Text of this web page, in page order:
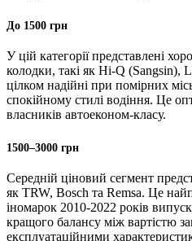
До 1500 грн
У цій категорії представлені
колодки, такі як Hi-Q (Sangsin),
цілком надійні при помірних
спокійному стилі водіння. Це
власників автоеконом-класу.
1500–3000 грн
Середній ціновий сегмент
як TRW, Bosch та Remsa. Це
іномарок 2010-2022 років
кращого балансу між вартістю
експлуатаційними